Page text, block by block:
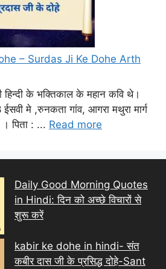
– Surdas Ji Ke Dohe Arth
हिन्दी के भक्तिकाल के महान कवि थे।
मे ,रुनकता गांव, आगरा मथुरा मार्ग
। पिता : ... Read more
Daily Good Morning Quotes
in Hindi: दिन को अच्छे विचारों से
शुरू करें
kabir ke dohe in hindi- संत
कबीर दास जी के प्रसिद्ध दोहे-Sant